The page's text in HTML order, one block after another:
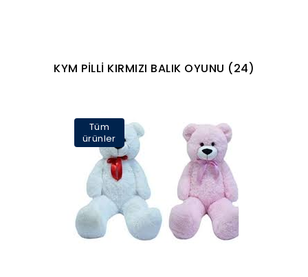
KYM PİLLİ KIRMIZI BALIK OYUNU (24)
Tüm
ürünler